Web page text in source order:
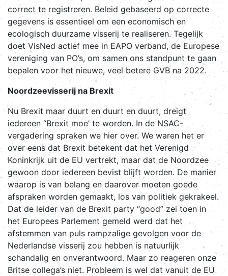
correct te registreren. Beleid gebaseerd op correcte
gegevens is essentieel om een economisch en
ecologisch duurzame visserij te realiseren. Tegelijk
doet VisNed actief mee in EAPO verband, de Europese
vereniging van PO’s, om samen ons standpunt te gaan
bepalen voor het nieuwe, veel betere GVB na 2022.
Noordzeevisserij na Brexit
Nu Brexit maar duurt en duurt en duurt, dreigt
iedereen “Brexit moe’ te worden. In de NSAC-
vergadering spraken we hier over. We waren het er
over eens dat Brexit betekent dat het Verenigd
Koninkrijk uit de EU vertrekt, maar dat de Noordzee
gewoon door iedereen bevist blijft worden. De manier
waarop is van belang en daarover moeten goede
afspraken worden gemaakt, los van politiek gekrakeel.
Dat de leider van de Brexit party “good” zei toen in
het Europees Parlement gemeld werd dat het
afstemmen van puls rampzalige gevolgen voor de
Nederlandse visserij zou hebben is natuurlijk
schandalig en onverantwoord. Maar zo reageren onze
Britse collega’s niet. Probleem is wel dat vanuit de EU